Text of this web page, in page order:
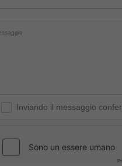
Inviando il messaggio